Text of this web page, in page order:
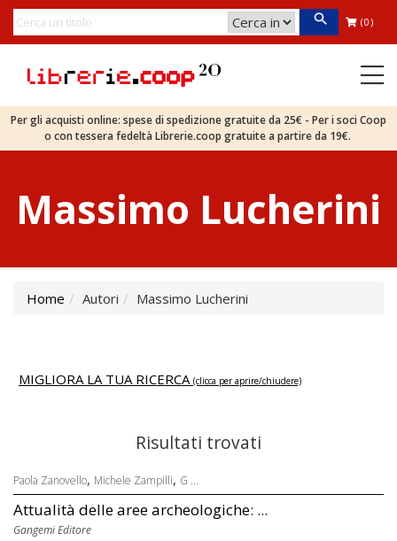
(0)
Per gli acquisti online: spese di spedizione gratuite da 25€ - Per i soci Coop
o con tessera fedeltà Librerie.coop gratuite a partire da 19€.
Massimo Lucherini
Home Autori Massimo Lucherini
MIGLIORA LA TUA RICERCA (clicca per aprire/chiudere)
Risultati trovati
Paola Zanovello, Michele Zampilli, G ...
Attualità delle aree archeologiche: ...
Gangemi Editore